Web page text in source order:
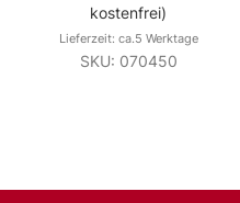
kostenfrei)
Lieferzeit: ca.5 Werktage
SKU: 070450